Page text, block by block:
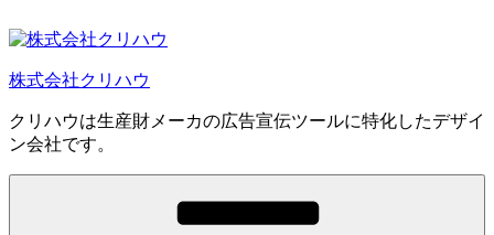
ン
ン
ツ
へ
ス
キ
株式会社クリハウ
クリハウは生産財メーカの広告宣伝ツールに特化したデザイ
ン会社です。